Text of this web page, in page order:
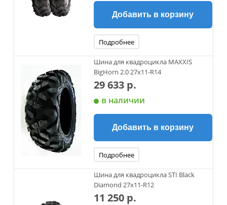
Добавить в корзину
Подробнее
Шина для квадроцикла MAXXIS
BigHorn 2.0 27x11-R14
29 633 р.
в наличии
Добавить в корзину
Подробнее
Шина для квадроцикла STI Black
Diamond 27x11-R12
11 250 р.